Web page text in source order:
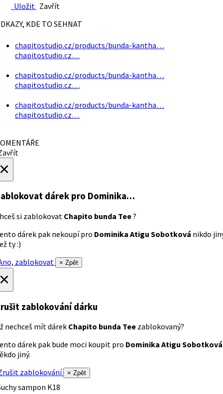
Uložit Zavřít
KDE TO SEHNAT
chapitostudio.cz/products/bunda-kantha…
chapitostudio.cz…
chapitostudio.cz/products/bunda-kantha…
chapitostudio.cz…
chapitostudio.cz/products/bunda-kantha…
chapitostudio.cz…
dárek pro Dominika…
si zablokovat Chapito bunda Tee?
dárek pak nekoupí pro Dominika Atigu Sobotková nikdo
ty :)
zablokovat
× Zpět
zablokování dárku
nechceš mít dárek Chapito bunda Tee zablokovaný?
dárek pak bude moci koupit pro Dominika Atigu Sobotková
jiný.
zablokování
× Zpět